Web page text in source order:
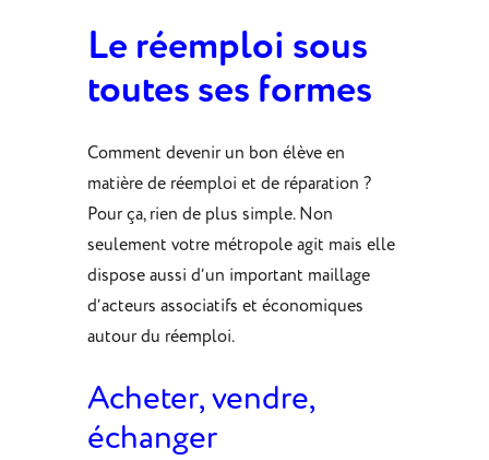
Le réemploi sous
toutes ses formes
Comment devenir un bon élève en
matière de réemploi et de réparation ?
Pour ça, rien de plus simple. Non
seulement votre métropole agit mais elle
dispose aussi d’un important maillage
d’acteurs associatifs et économiques
autour du réemploi.
Acheter, vendre,
échanger